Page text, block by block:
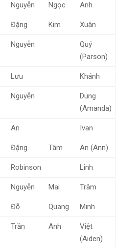
Nguyễn Ngọc Anh
Đặng Kim Xuân
Nguyễn
Quý
(Parson)
Lưu Khánh
Nguyễn
Dung
(Amanda)
An Ivan
Đặng Tâm An (Ann)
Robinson Linh
Nguyễn Mai Trâm
Đỗ Quang Minh
Trần Anh
Việt
(Aiden)